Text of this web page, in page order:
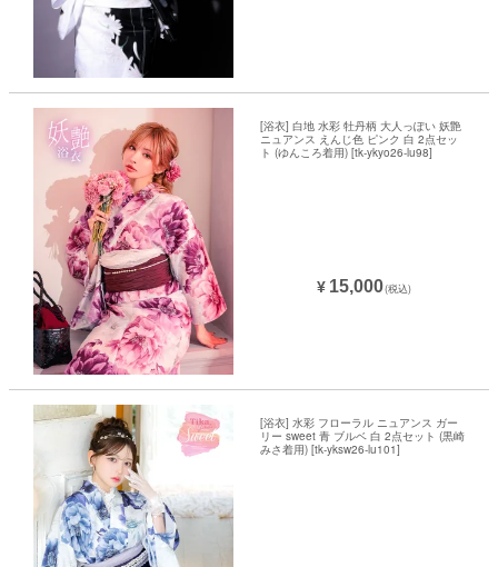
[浴衣] 白地 水彩 牡丹柄 大人っぽい 妖艶
ニュアンス えんじ色 ピンク 白 2点セッ
ト (ゆんころ着用) [tk-ykyo26-lu98]
¥ 15,000(税込)
[浴衣] 水彩 フローラル ニュアンス ガー
リー sweet 青 ブルベ 白 2点セット (黒崎
みさ着用) [tk-yksw26-lu101]